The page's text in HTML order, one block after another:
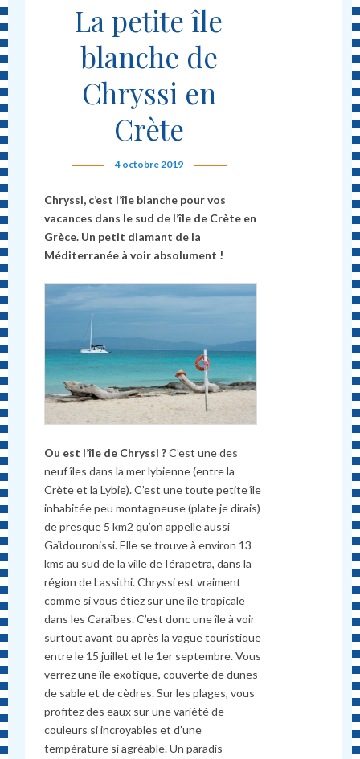
La petite île
blanche de
Chryssi en
Crète
4 octobre 2019
Chryssi, c’est l’île blanche pour vos
vacances dans le sud de l’île de Crète en
Grèce. Un petit diamant de la
Méditerranée à voir absolument !
Ou est l’île de Chryssi ?C’est une des
neuf îles dans la mer lybienne (entre la
Crète et la Lybie). C’est une toute petite île
inhabitée peu montagneuse (plate je dirais)
de presque 5 km2 qu’on appelle aussi
Gaϊdouronissi. Elle se trouve à environ 13
kms au sud de la ville de Iérapetra, dans la
région de Lassithi. Chryssi est vraiment
comme si vous étiez sur une île tropicale
dans les Caraïbes. C’est donc une île à voir
surtout avant ou après la vague touristique
entre le 15 juillet et le 1er septembre. Vous
verrez une île exotique, couverte de dunes
de sable et de cèdres. Sur les plages, vous
profitez des eaux sur une variété de
couleurs si incroyables et d’une
température si agréable. Un paradis